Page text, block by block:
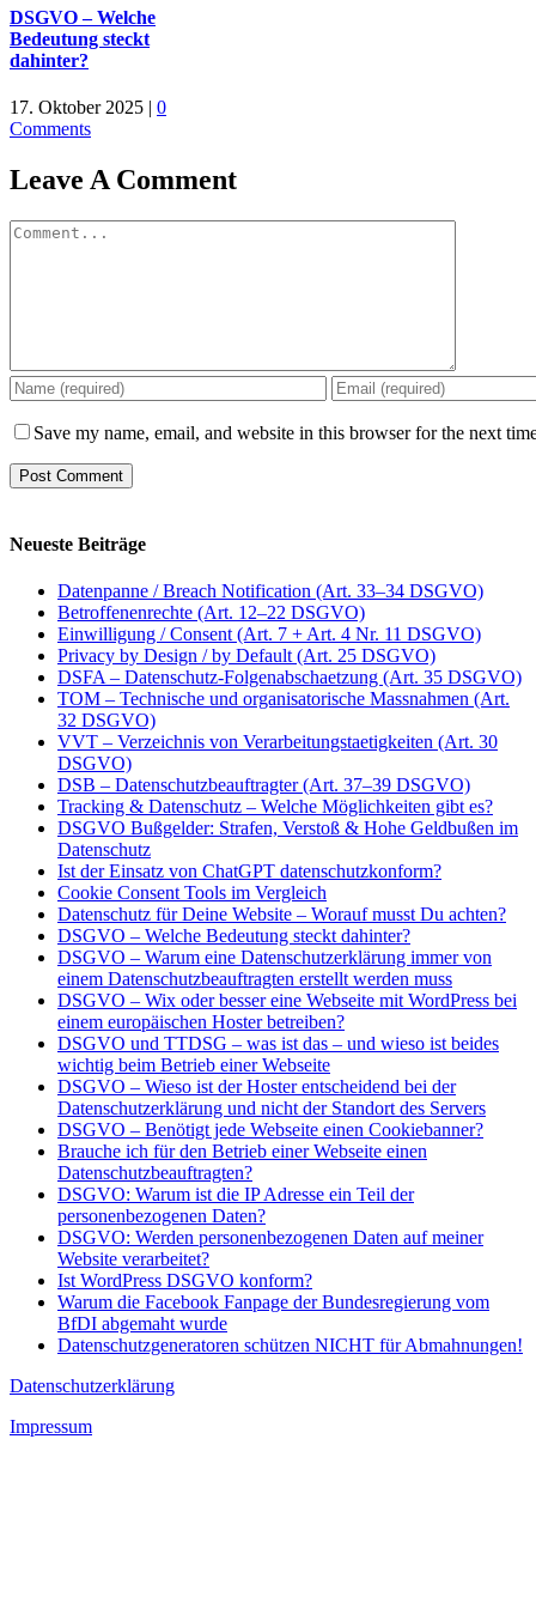
DSGVO – Welche
Bedeutung steckt
dahinter?
17. Oktober 2025
0
Comments
Leave A Comment
Comment
Save my name, email, and website in this browser for the next
Neueste Beiträge
Datenpanne / Breach Notification (Art. 33–34 DSGVO)
Betroffenenrechte (Art. 12–22 DSGVO)
Einwilligung / Consent (Art. 7 + Art. 4 Nr. 11 DSGVO)
Privacy by Design / by Default (Art. 25 DSGVO)
DSFA – Datenschutz-Folgenabschaetzung (Art. 35 DSGVO)
TOM – Technische und organisatorische Massnahmen (Art.
32 DSGVO)
VVT – Verzeichnis von Verarbeitungstaetigkeiten (Art. 30
DSGVO)
DSB – Datenschutzbeauftragter (Art. 37–39 DSGVO)
Tracking & Datenschutz – Welche Möglichkeiten gibt es?
DSGVO Bußgelder: Strafen, Verstoß & Hohe Geldbußen im
Datenschutz
Ist der Einsatz von ChatGPT datenschutzkonform?
Cookie Consent Tools im Vergleich
Datenschutz für Deine Website – Worauf musst Du achten?
DSGVO – Welche Bedeutung steckt dahinter?
DSGVO – Warum eine Datenschutzerklärung immer von
einem Datenschutzbeauftragten erstellt werden muss
DSGVO – Wix oder besser eine Webseite mit WordPress bei
einem europäischen Hoster betreiben?
DSGVO und TTDSG – was ist das – und wieso ist beides
wichtig beim Betrieb einer Webseite
DSGVO – Wieso ist der Hoster entscheidend bei der
Datenschutzerklärung und nicht der Standort des Servers
DSGVO – Benötigt jede Webseite einen Cookiebanner?
Brauche ich für den Betrieb einer Webseite einen
Datenschutzbeauftragten?
DSGVO: Warum ist die IP Adresse ein Teil der
personenbezogenen Daten?
DSGVO: Werden personenbezogenen Daten auf meiner
Website verarbeitet?
Ist WordPress DSGVO konform?
Warum die Facebook Fanpage der Bundesregierung vom
BfDI abgemaht wurde
Datenschutzgeneratoren schützen NICHT für Abmahnungen!
Datenschutzerklärung
Impressum